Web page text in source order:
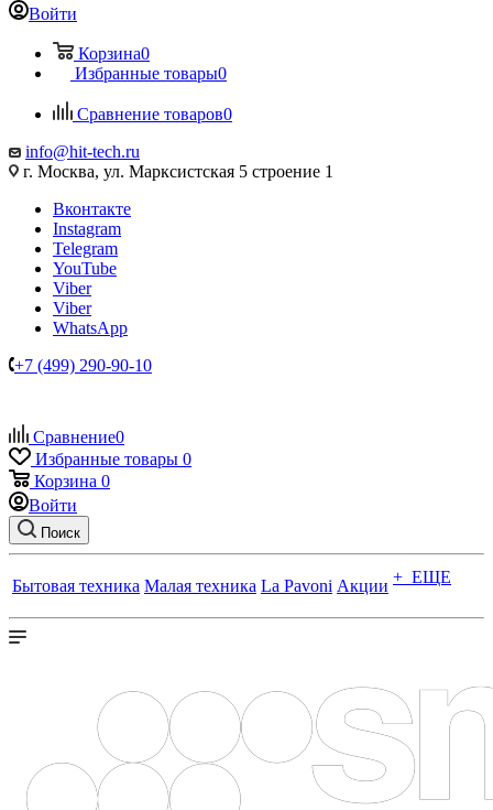
Войти
Корзина0
Избранные товары0
Сравнение товаров0
info@hit-tech.ru
г. Москва, ул. Марксистская 5 строение 1
Вконтакте
Instagram
Telegram
YouTube
Viber
Viber
WhatsApp
+7 (499) 290-90-10
Сравнение0
Избранные товары 0
Корзина 0
Войти
Поиск
Бытовая техника Малая техника La Pavoni Акции + ЕЩЕ